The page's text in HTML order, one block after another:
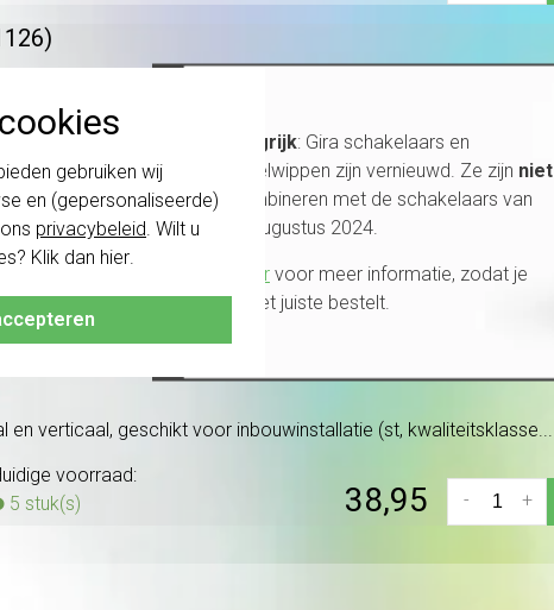
gebruiken wij
en (gepersonaliseerde)
privacybeleid. Wilt u
Klik dan hier.
en verticaal, geschikt voor inbouwinstallatie (st,...
Huidige voorraad:
38,95 -
verticaal, geschikt voor inbouwinstallatie (st, kwaliteitsklasse...
voorraad:
0 stuk(s)
verticaal, geschikt voor inbouwinstallatie (st, kwaliteitsklasse...
voorraad:
5 stuk(s)
38,95 +
-
Belangrijk: Gira schakelaars en
schakelwippen zijn vernieuwd. Ze zijn niet
te combineren met de schakelaars van
vóór augustus 2024.
Klik hier voor meer informatie, zodat je
altijd het juiste bestelt.